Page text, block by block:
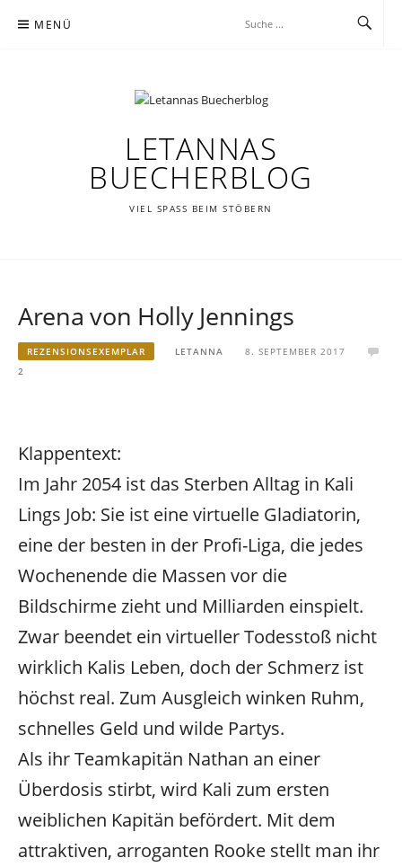
Inhalt MENÜ
LETANNAS
BUECHERBLOG
VIEL SPASS BEIM STÖBERN
Arena von Holly Jennings
REZENSIONSEXEMPLAR LETANNA
8. SEPTEMBER 2017
2
Klappentext:
Im Jahr 2054 ist das Sterben Alltag in Kali
Lings Job: Sie ist eine virtuelle Gladiatorin,
eine der besten in der Profi-Liga, die jedes
Wochenende die Massen vor die
Bildschirme zieht und Milliarden einspielt.
Zwar beendet ein virtueller Todesstoß nicht
wirklich Kalis Leben, doch der Schmerz ist
höchst real. Zum Ausgleich winken Ruhm,
schnelles Geld und wilde Partys.
Als ihr Teamkapitän Nathan an einer
Überdosis stirbt, wird Kali zum ersten
weiblichen Kapitän befördert. Mit dem
attraktiven, arroganten Rooke stellt man ihr